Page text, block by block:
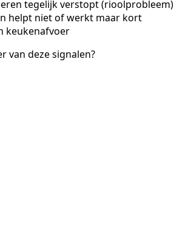
tegelijk verstopt (rioolprobleem)
helpt niet of werkt maar kort
keukenafvoer
van deze signalen?